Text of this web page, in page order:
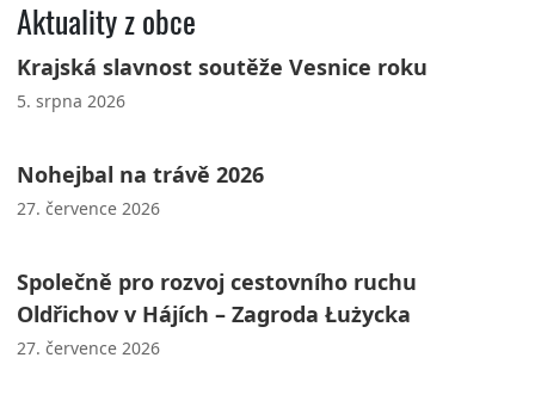
Aktuality z obce
Krajská slavnost soutěže Vesnice roku
5. srpna 2026
Nohejbal na trávě 2026
27. července 2026
Společně pro rozvoj cestovního ruchu
Oldřichov v Hájích – Zagroda Łużycka
27. července 2026